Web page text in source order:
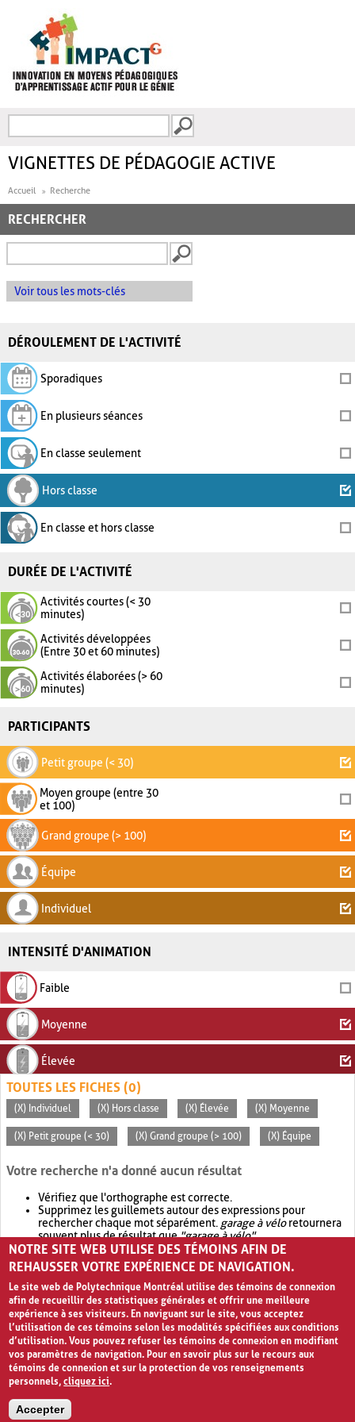
FORMULAIRE DE
VIGNETTES DE PÉDAGOGIE ACTIVE
Accueil Recherche
RECHERCHER
Voir tous les mots-clés
DÉROULEMENT DE L'ACTIVITÉ
Sporadiques
En plusieurs séances
En classe seulement
Hors classe
En classe et hors classe
DURÉE DE L'ACTIVITÉ
Activités courtes (< 30
minutes)
Activités développées
(Entre 30 et 60 minutes)
Activités élaborées (> 60
minutes)
PARTICIPANTS
Petit groupe (< 30)
Moyen groupe (entre 30
et 100)
Grand groupe (> 100)
Équipe
Individuel
INTENSITÉ D'ANIMATION
Faible
Moyenne
Élevée
TOUTES LES FICHES (0)
(X) Individuel (X) Hors classe (X) Élevée (X) Moyenne
(X) Petit groupe (< 30) (X) Grand groupe (> 100) (X) Équipe
Votre recherche n'a donné aucun résultat
Vérifiez que l'orthographe est correcte.
Supprimez les guillemets autour des expressions pour
rechercher chaque mot séparément. garage à véloretournera
souvent plus de résultat que"garage à vélo".
Envisagez d'élargir votre recherche avec OR.garage OR vélo
retournera souvent plus de résultat quegarage à vélo
NOTRE SITE WEB UTILISE DES TÉMOINS AFIN DE
REHAUSSER VOTRE EXPÉRIENCE DE NAVIGATION.
Le site web de Polytechnique Montréal utilise des témoins de connexion
afin de recueillir des statistiques générales et offrir une meilleure
expérience à ses visiteurs. En naviguant sur le site, vous acceptez
l’utilisation de ces témoins selon les modalités spécifiées aux conditions
d’utilisation. Vous pouvez refuser les témoins de connexion en modifiant
vos paramètres de navigation. Pour en savoir plus sur le recours aux
témoins de connexion et sur la protection de vos renseignements
personnels,cliquez ici.
Accepter